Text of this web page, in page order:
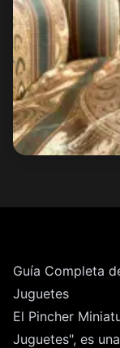
Guía Completa
Juguetes
El Pincher
Juguetes", es